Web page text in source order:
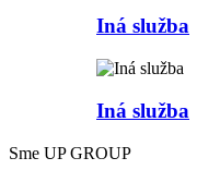
Iná služba
Iná služba
Sme UP GROUP